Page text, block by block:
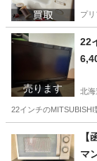
プリ
売ります
22
北海
22インチの
マ